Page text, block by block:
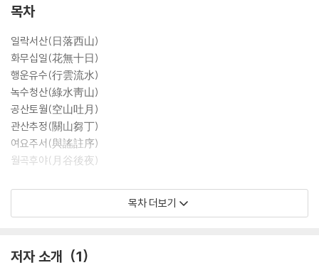
논점들을 정리하여 상세하게 기술하였다. 또한 여러 계층 어휘의 풍부한
러지는 작가 특유의 문체에 대한 이해를 돕고자 「어휘 풀이」를 책 뒤쪽에
추가하였다.
목차
일락서산(日落西山)
화무십일(花無十日)
행운유수(行雲流水)
녹수청산(綠水靑山)
공산토월(空山吐月)
관산추정(關山芻丁)
여요주서(與謠註序)
월곡후야(月谷後夜)
작가의 말
해설 / 민중의 초상으로 가득 찬 벽화_ 최시한
『관촌수필』 어휘 풀이
목차 더보기
저자 소개 1